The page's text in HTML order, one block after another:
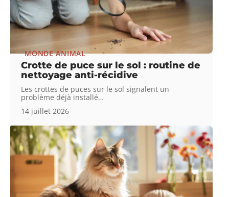
MONDE ANIMAL
Crotte de puce sur le sol : routine de
nettoyage anti-récidive
Les crottes de puces sur le sol signalent un
problème déjà installé…
14 juillet 2026